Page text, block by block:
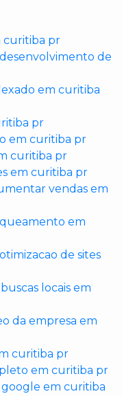
curitiba pr
de
em curitiba
pr
em curitiba pr
curitiba pr
em curitiba pr
vendas em
em
de sites
locais em
da empresa em
curitiba pr
em curitiba pr
em curitiba